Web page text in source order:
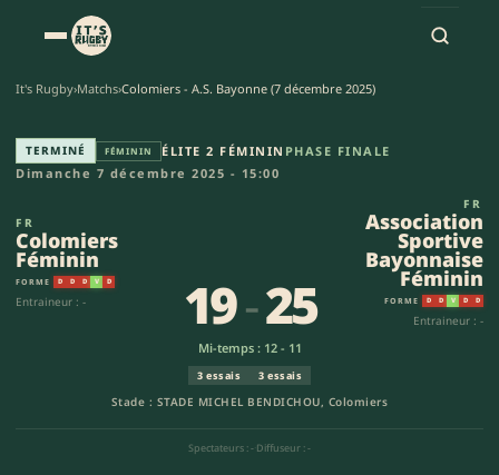
It's Rugby›Matchs›Colomiers - A.S. Bayonne (7 décembre 2025)
Colomiers Féminin -
TERMINÉ FÉMININ ÉLITE 2 FÉMININ PHASE FINALE
Dimanche 7 décembre 2025 - 15:00
FR
Colomiers
Féminin
FORME D D D V D
Entraineur : -
Stade : STADE MICHEL BENDICHOU, Colomiers
19-25
Mi-temps : 12 - 11
3 essais 3 essais
Spectateurs : - Diffuseur : -
FR
Association
Sportive
Bayonnaise
Féminin
FORME D D V D D
Entraineur : -